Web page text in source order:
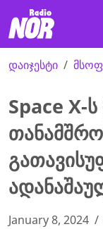
დაიჯესტი
Space X-
January 8, 2024